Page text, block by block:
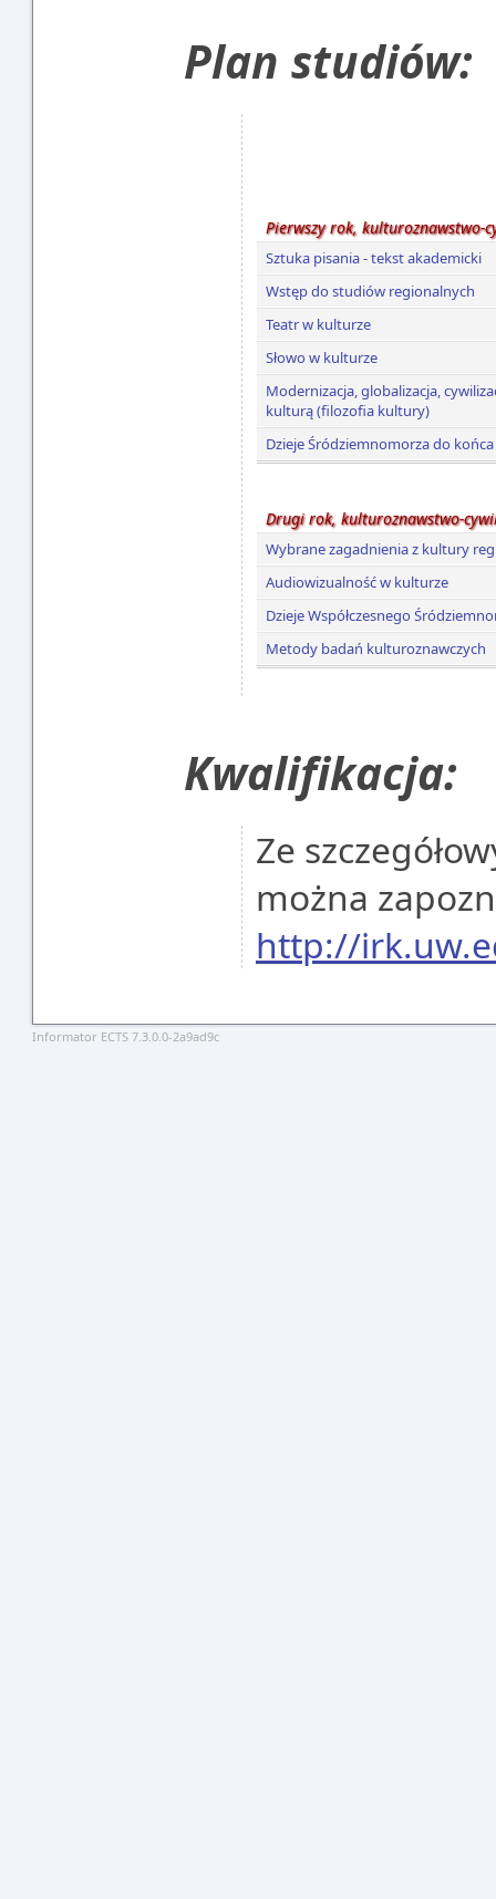
Plan studiów:
Pierwszy rok, kulturoznawstwo-
Sztuka pisania - tekst akademicki
Wstęp do studiów regionalnych
Teatr w kulturze
Słowo w kulturze
Modernizacja, globalizacja,
kulturą (filozofia kultury)
Dzieje Śródziemnomorza do
Drugi rok, kulturoznawstwo-
Wybrane zagadnienia z kultury
Audiowizualność w kulturze
Dzieje Współczesnego
Metody badań kulturoznawczych
Kwalifikacja:
Ze
można
http://
Informator ECTS 7.3.0.0-2a9ad9c